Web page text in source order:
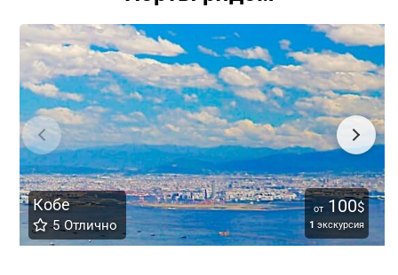
Кобе
5 Отлично
от100$
1экскурсия